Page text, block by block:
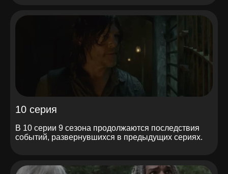
10 серия
В 10 серии 9 сезона продолжаются последствия
событий, развернувшихся в предыдущих сериях.